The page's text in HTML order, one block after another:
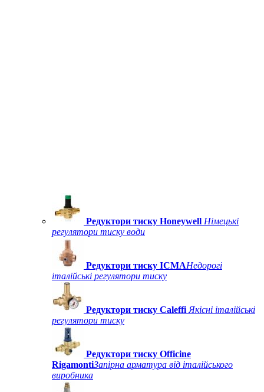
Редуктори тиску Honeywell Німецькі
регулятори тиску води
Редуктори тиску ICMAНедорогі
італійські регулятори тиску
Редуктори тиску Caleffi Якісні італійські
регулятори тиску
Редуктори тиску Officine
RigamontiЗапірна арматура від італійського
виробника